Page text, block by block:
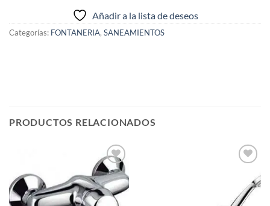
Añadir a la lista de deseos
Categorías: FONTANERIA, SANEAMIENTOS
PRODUCTOS RELACIONADOS
Añadir
a la
lista de
deseos
lista de
deseos